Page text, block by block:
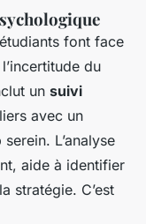
font face
du
un suivi
avec un
L’analyse
aide à identifier
stratégie. C’est